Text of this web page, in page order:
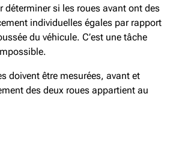
déterminer si les roues avant ont des
individuelles égales par rapport
du véhicule. C’est une tâche
doivent être mesurées, avant et
des deux roues appartient au